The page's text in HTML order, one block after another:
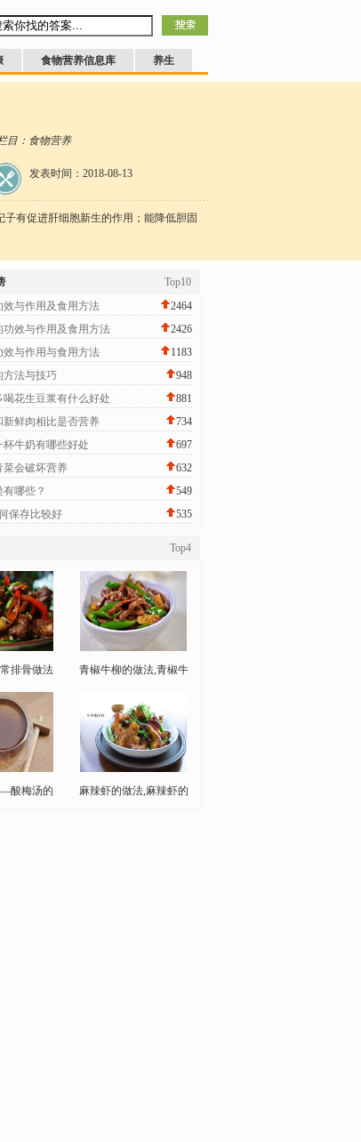
食物营养信息库 养生
目：食物营养
发表时间：2018-08-13
有促进肝细胞新生的作用；能降低胆固
Top10
2464
效与作用及食用方法
2426
功效与作用及食用方法
1183
效与作用与食用方法
948
方法与技巧
881
喝花生豆浆有什么好处
734
新鲜肉相比是否营养
697
杯牛奶有哪些好处
632
菜会破坏营养
549
有哪些？
535
保存比较好
Top4
排骨做法 青椒牛柳的做法,青椒牛
酸梅汤的 麻辣虾的做法,麻辣虾的